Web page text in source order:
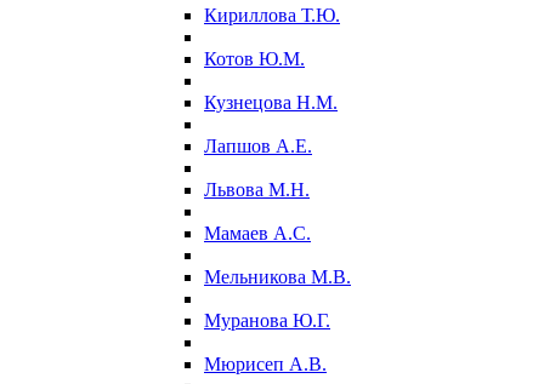
Кириллова Т.Ю.
Котов Ю.М.
Кузнецова Н.М.
Лапшов А.Е.
Львова М.Н.
Мамаев А.С.
Мельникова М.В.
Муранова Ю.Г.
Мюрисеп А.В.